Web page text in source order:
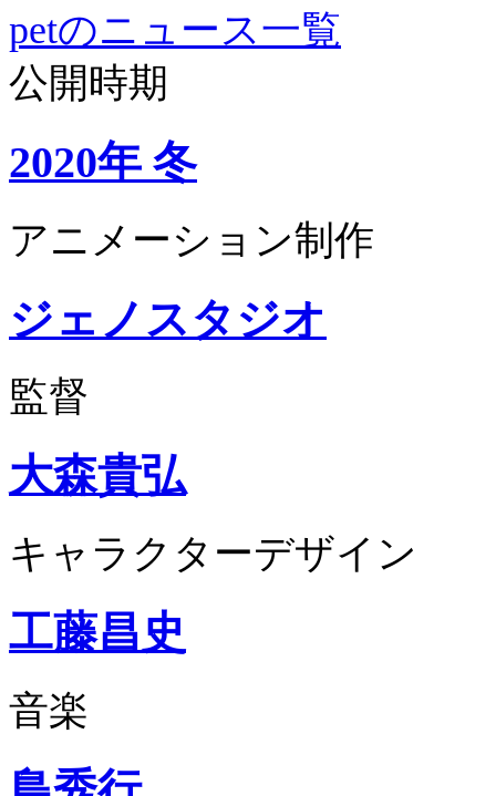
petのニュース一覧
公開時期
2020年 冬
アニメーション制作
ジェノスタジオ
監督
大森貴弘
キャラクターデザイン
工藤昌史
音楽